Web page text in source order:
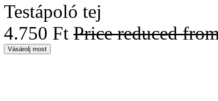
Testápoló tej
4.750 Ft Price reduced
Vásárolj most